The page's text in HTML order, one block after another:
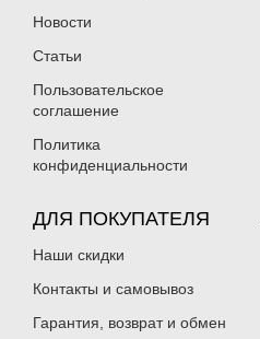
Новости
Статьи
Пользовательское
соглашение
Политика
конфиденциальности
ДЛЯ ПОКУПАТЕЛЯ
Наши скидки
Контакты и самовывоз
Гарантия, возврат и обмен